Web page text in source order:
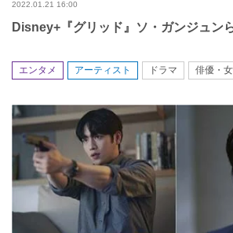
2022.01.21 16:00
Disney+『グリッド』ソ・ガンジュン
エンタメ アーティスト ドラマ 俳優・